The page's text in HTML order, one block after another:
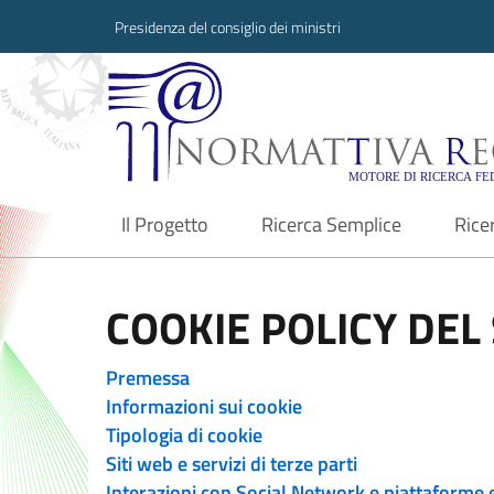
Presidenza del consiglio dei ministri
Normattiva
Il Progetto
current Ricerca Semplice
COOKIE POLICY
Premessa
Informazioni sui cookie
Tipologia di cookie
Siti web e servizi di terze parti